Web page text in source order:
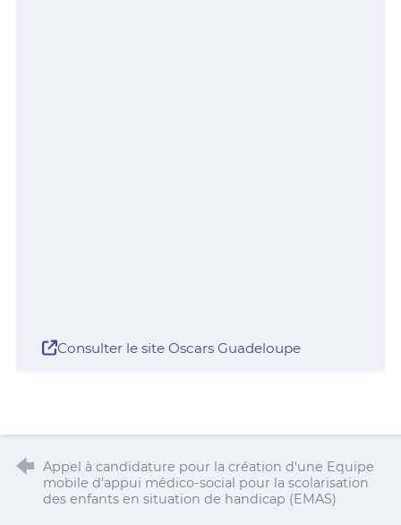
Consulter le site Oscars Guadeloupe
Appel à candidature pour la création d'une Equipe
mobile d'appui médico-social pour la scolarisation
des enfants en situation de handicap (EMAS)